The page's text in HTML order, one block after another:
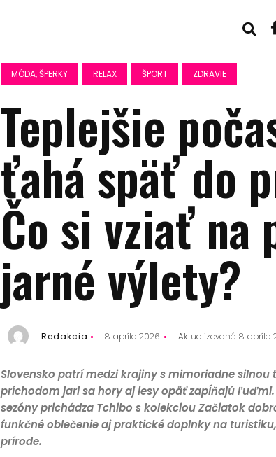
MÓDA, ŠPERKY RELAX ŠPORT ZDRAVIE
Teplejšie
ťahá späť do
Čo si vziať na
jarné výlety?
Redakcia 8. apríla 2026 Aktualizované: 8. apríla
Slovensko patrí medzi krajiny s mimoriadne silnou
príchodom jari sa hory aj lesy opäť zapĺňajú
sezóny prichádza Tchibo s kolekciou Začiatok
funkčné oblečenie aj praktické doplnky na
prírode.